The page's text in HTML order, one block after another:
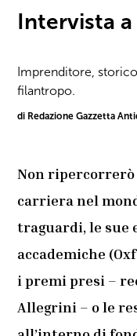
Intervista a
Imprenditore,
filantropo.
di Redazione Gazzetta
Non
carriera nel
traguardi, le sue
accademiche
i premi presi –
Allegrini – o le